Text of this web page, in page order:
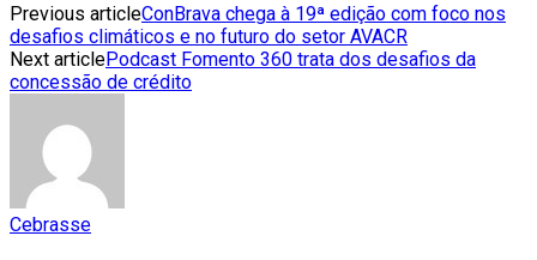
Previous articleConBrava chega à 19ª edição com foco nos
desafios climáticos e no futuro do setor AVACR
Next articlePodcast Fomento 360 trata dos desafios da
concessão de crédito
Cebrasse